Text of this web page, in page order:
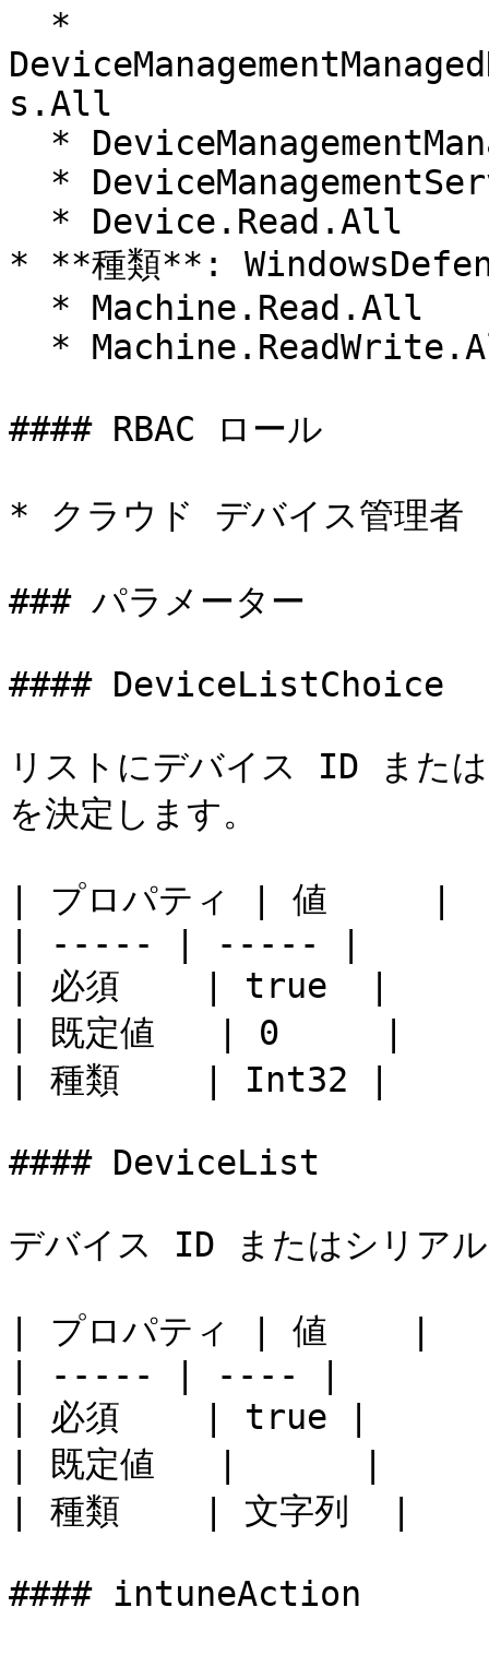
s.All
* **種類**:
#### RBAC ロール
* クラウド デバイス管理者
### パラメーター
#### DeviceListChoice
リストにデバイス ID また
を決定します。
| プロパティ | 値     |
| ----- | ----- |
| 必須    | true  |
| 既定値   | 0     |
| 種類    | Int32 |
#### DeviceList
デバイス ID またはシリア
| プロパティ | 値    |
| ----- | ---- |
| 必須    | true |
| 既定値   |      |
| 種類    | 文字列  |
#### intuneAction